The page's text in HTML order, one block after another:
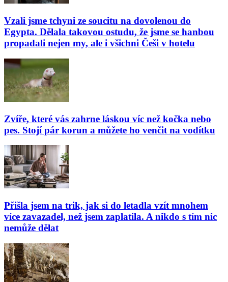
Vzali jsme tchyni ze soucitu na dovolenou do
Egypta. Dělala takovou ostudu, že jsme se hanbou
propadali nejen my, ale i všichni Češi v hotelu
Zvíře, které vás zahrne láskou víc než kočka nebo
pes. Stojí pár korun a můžete ho venčit na vodítku
Přišla jsem na trik, jak si do letadla vzít mnohem
více zavazadel, než jsem zaplatila. A nikdo s tím nic
nemůže dělat